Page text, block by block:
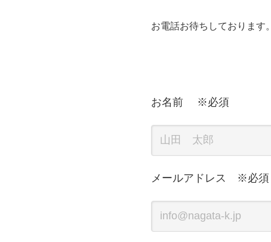
お電話お待ちしております。
お名前 ※必須
メールアドレス ※必須